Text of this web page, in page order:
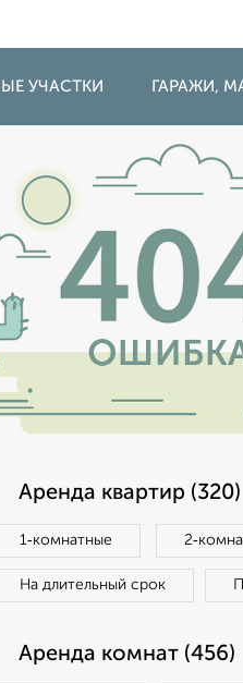
УЧАСТКИ ГАРАЖИ,
Аренда квартир (320)
1‑комнатные
На длительный срок
Аренда комнат (456)